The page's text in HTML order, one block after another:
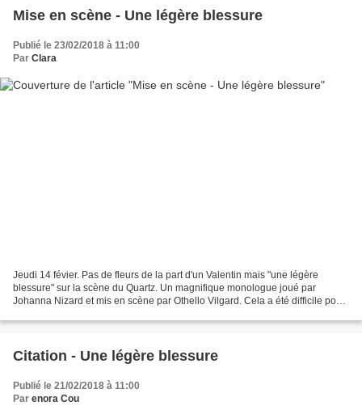
Mise en scène - Une légère blessure
Publié le 23/02/2018 à 11:00
Par Clara
Jeudi 14 févier. Pas de fleurs de la part d'un Valentin mais "une légère
blessure" sur la scène du Quartz. Un magnifique monologue joué par
Johanna Nizard et mis en scène par Othello Vilgard. Cela a été difficile pour
Citation - Une légère blessure
Publié le 21/02/2018 à 11:00
Par enora Cou